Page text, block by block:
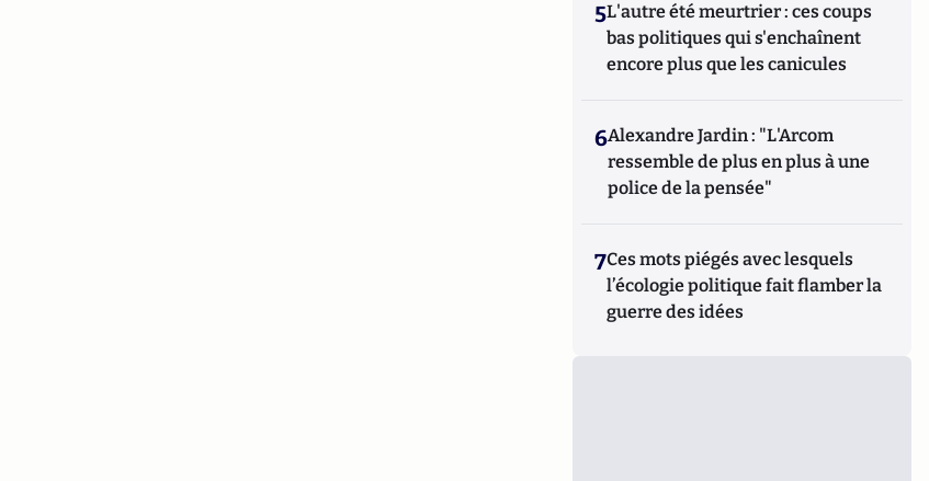
5L'autre été meurtrier : ces coups
bas politiques qui s'enchaînent
encore plus que les canicules
6Alexandre Jardin : "L'Arcom
ressemble de plus en plus à une
police de la pensée"
7Ces mots piégés avec lesquels
l’écologie politique fait flamber la
guerre des idées